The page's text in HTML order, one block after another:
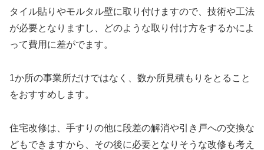
タイル貼りやモルタル壁に取り付けますので、技術や工法
が必要となりますし、どのような取り付け方をするかによ
って費用に差がでます。
1か所の事業所だけではなく、数か所見積もりをとること
をおすすめします。
住宅改修は、手すりの他に段差の解消や引き戸への交換な
どもできますから、その後に必要となりそうな改修も考え